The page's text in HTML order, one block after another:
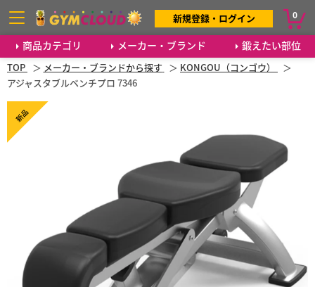
商品カテゴリ メーカー・ブランド 鍛えたい部位
新規登録・ログイン 0
TOP メーカー・ブランドから探す
KONGOU（コンゴウ）
アジャスタブルベンチプロ 7346
新品